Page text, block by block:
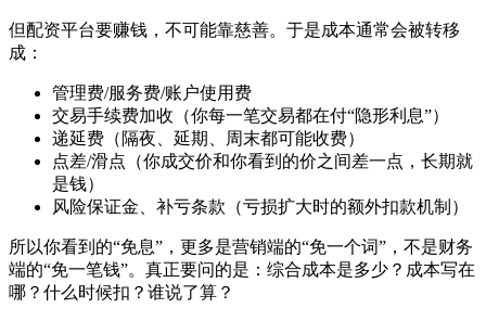
但配资平台要赚钱，不可能靠慈善。于是成本通常会被转移
成：
管理费/服务费/账户使用费
交易手续费加收（你每一笔交易都在付“隐形利息”）
递延费（隔夜、延期、周末都可能收费）
点差/滑点（你成交价和你看到的价之间差一点，长期就
是钱）
风险保证金、补亏条款（亏损扩大时的额外扣款机制）
所以你看到的“免息”，更多是营销端的“免一个词”，不是财务
端的“免一笔钱”。真正要问的是：综合成本是多少？成本写在
哪？什么时候扣？谁说了算？